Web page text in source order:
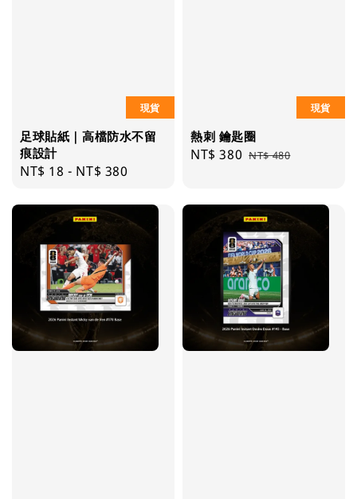
現貨
足球貼紙｜高檔防水不留
痕設計
Regular
NT$ 18 - NT$ 380
現貨
熱刺 鑰匙圈
Sale
NT$ 380 Regular
NT$ 480